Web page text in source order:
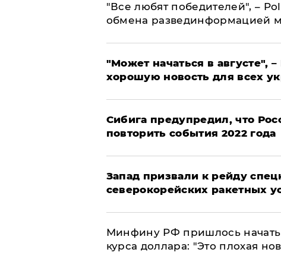
​"Все любят победителей", –
обмена развединформацией
"Может начаться в августе",
хорошую новость для всех
Сибига предупредил, что
повторить события 2022 года
Запад призвали к рейду
северокорейских ракетных
Минфину РФ пришлось начать
курса доллара: "Это плохая